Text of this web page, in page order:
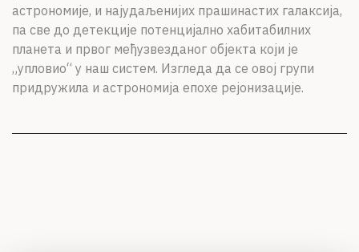
астрономије, и најудаљенијих прашинастих галаксија,
па све до детекције потенцијално хабитабилних
планета и првог међузвезданог објекта који је
„упловио“ у наш систем. Изгледа да се овој групи
придружила и астрономија епохе рејонизације.